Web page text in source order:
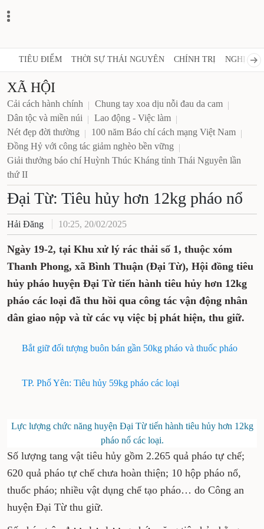
TIÊU ĐIỂM THỜI SỰ THÁI NGUYÊN CHÍNH TRỊ NGHỊ
XÃ HỘI
Cải cách hành chính
Chung tay xoa dịu nỗi đau da cam
Dân tộc và miền núi
Lao động - Việc làm
Nét đẹp đời thường
100 năm Báo chí cách mạng Việt Nam
Đồng Hỷ với công tác giảm nghèo bền vững
Giải thưởng báo chí Huỳnh Thúc Kháng tỉnh Thái Nguyên lần
thứ II
Đại Từ: Tiêu hủy hơn 12kg pháo nổ
Hải Đăng 10:25, 20/02/2025
Ngày 19-2, tại Khu xử lý rác thải số 1, thuộc xóm
Thanh Phong, xã Bình Thuận (Đại Từ), Hội đồng tiêu
hủy pháo huyện Đại Từ tiến hành tiêu hủy hơn 12kg
pháo các loại đã thu hồi qua công tác vận động nhân
dân giao nộp và từ các vụ việc bị phát hiện, thu giữ.
Bắt giữ đối tượng buôn bán gần 50kg pháo và thuốc pháo
TP. Phổ Yên: Tiêu hủy 59kg pháo các loại
Lực lượng chức năng huyện Đại Từ tiến hành tiêu hủy hơn 12kg
pháo nổ các loại.
Số lượng tang vật tiêu hủy gồm 2.265 quả pháo tự chế;
620 quả pháo tự chế chưa hoàn thiện; 10 hộp pháo nổ,
thuốc pháo; nhiều vật dụng chế tạo pháo… do Công an
huyện Đại Từ thu giữ.